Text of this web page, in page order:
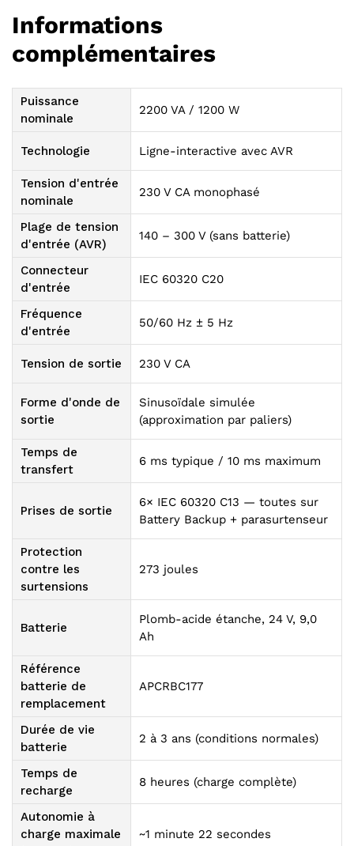
Informations
complémentaires
Puissance
nominale
2200 VA / 1200 W
Technologie Ligne-interactive avec AVR
Tension d'entrée
nominale
230 V CA monophasé
Plage de tension
d'entrée (AVR)
140 – 300 V (sans batterie)
Connecteur
d'entrée
IEC 60320 C20
Fréquence
d'entrée
50/60 Hz ± 5 Hz
Tension de sortie 230 V CA
Forme d'onde de
sortie
Sinusoïdale simulée
(approximation par paliers)
Temps de
transfert
6 ms typique / 10 ms maximum
Prises de sortie
6× IEC 60320 C13 — toutes sur
Battery Backup + parasurtenseur
Protection
contre les
surtensions
273 joules
Batterie
Plomb-acide étanche, 24 V, 9,0
Ah
Référence
batterie de
remplacement
APCRBC177
Durée de vie
batterie
2 à 3 ans (conditions normales)
Temps de
recharge
8 heures (charge complète)
Autonomie à
charge maximale
~1 minute 22 secondes